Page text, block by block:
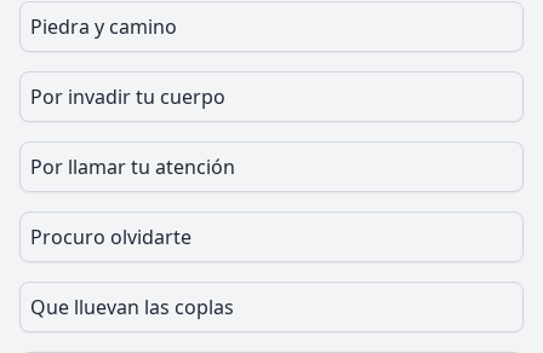
Piedra y camino
Por invadir tu cuerpo
Por llamar tu atención
Procuro olvidarte
Que lluevan las coplas